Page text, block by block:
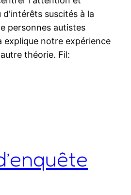
suscités à la
personnes autistes
explique notre expérience
théorie. Fil: